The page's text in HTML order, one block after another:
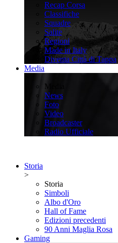
Recap Corsa
Classifiche
Squadre
Salite
Regioni
Made in Italy
Diventa Città di Tappa
Media
Media
News
Foto
Video
Broadcaster
Radio Ufficiale
Storia
>
Storia
Simboli
Albo d'Oro
Hall of Fame
Edizioni precedenti
90 Anni Maglia Rosa
Gaming